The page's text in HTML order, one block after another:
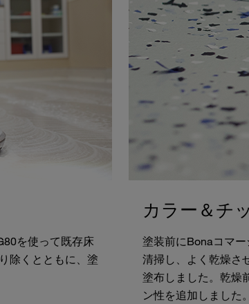
を使って既存床
除くとともに、塗
カラー＆チ
塗装前にBonaコマ
清掃し、よく乾燥さ
塗布しました。乾燥
ン性を追加しました。